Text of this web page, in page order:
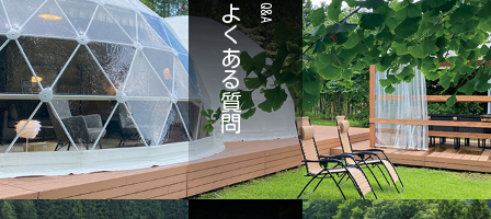
Q&A
よくある質問